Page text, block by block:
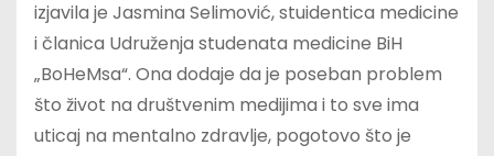
izjavila je Jasmina Selimović, stuidentica medicine
i članica Udruženja studenata medicine BiH
„BoHeMsa“. Ona dodaje da je poseban problem
što život na društvenim medijima i to sve ima
uticaj na mentalno zdravlje, pogotovo što je